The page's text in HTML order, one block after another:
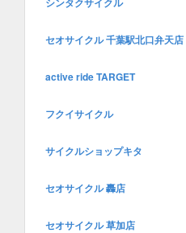
セオサイクル 千葉駅北口弁天店
active ride TARGET
フクイサイクル
サイクルショップキタ
セオサイクル 轟店
セオサイクル 草加店